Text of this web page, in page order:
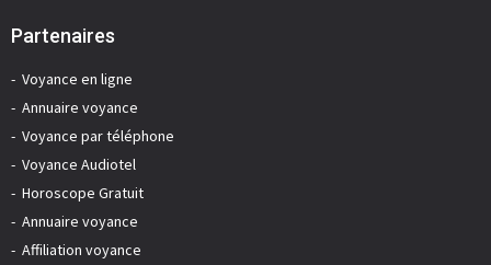
Partenaires
Voyance en ligne
Annuaire voyance
Voyance par téléphone
Voyance Audiotel
Horoscope Gratuit
Annuaire voyance
Affiliation voyance